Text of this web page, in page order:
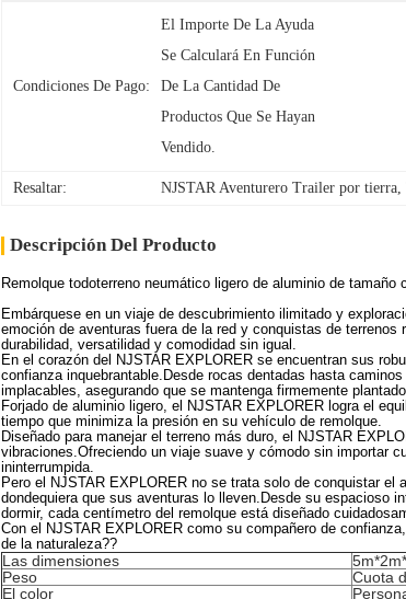
Condiciones De Pago:
El Importe De La Ayuda
Se Calculará En Función
De La Cantidad De
Productos Que Se Hayan
Vendido.
Resaltar: NJSTAR Aventurero Trailer por tierra ,
Descripción Del Producto
Remolque todoterreno neumático ligero de aluminio de
Embárquese en un viaje de descubrimiento ilimitado y
emoción de aventuras fuera de la red y conquistas de
durabilidad, versatilidad y comodidad sin igual.
En el corazón del NJSTAR EXPLORER se encuentran sus
confianza inquebrantable.Desde rocas dentadas hasta
implacables, asegurando que se mantenga firmemente
Forjado de aluminio ligero, el NJSTAR EXPLORER logra el
tiempo que minimiza la presión en su vehículo de remolque.
Diseñado para manejar el terreno más duro, el NJSTAR
vibraciones.Ofreciendo un viaje suave y cómodo sin importar
ininterrumpida.
Pero el NJSTAR EXPLORER no se trata solo de conquistar
dondequiera que sus aventuras lo lleven.Desde su espacioso
dormir, cada centímetro del remolque está diseñado
Con el NJSTAR EXPLORER como su compañero de
de la naturaleza??
Las dimensiones
Peso
Cuota
El color